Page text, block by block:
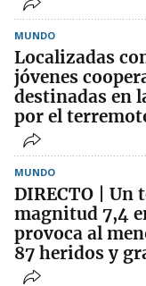
MUNDO
Localizadas
jóvenes
destinadas en
por el
MUNDO
DIRECTO | Un
magnitud 7,4
provoca al
87 heridos y